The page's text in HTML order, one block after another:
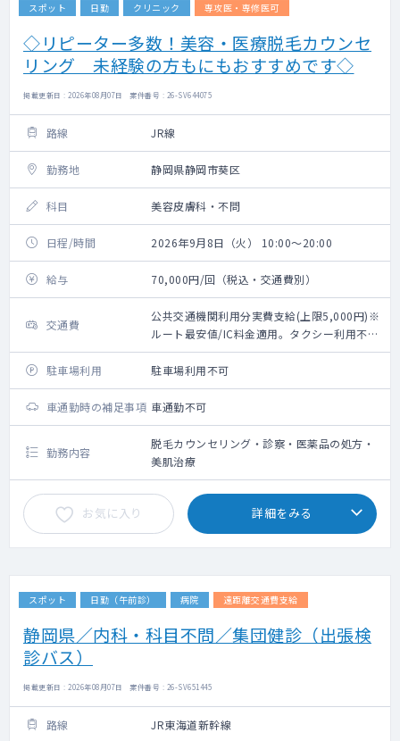
スポット 日勤 クリニック 専攻医・専修医可
◇リピーター多数！美容・医療脱毛カウンセ
リング 未経験の方もにもおすすめです◇
掲載更新日 : 2026年08月07日 案件番号 : 26-SV644075
路線 JR線
勤務地 静岡県静岡市葵区
科目 美容皮膚科・不問
日程/時間 2026年9月8日（火） 10:00～20:00
給与 70,000円/回（税込・交通費別）
交通費
公共交通機関利用分実費支給(上限5,000円)※
ルート最安値/IC料金適用。タクシー利用不
可。
駐車場利用
駐車場利用不可
車通勤時の補足事項 車通勤不可
勤務内容
脱毛カウンセリング・診察・医薬品の処方・
美肌治療
お気に入り 詳細をみる
スポット 日勤（午前診） 病院 遠距離交通費支給
静岡県／内科・科目不問／集団健診（出張検
診バス）
掲載更新日 : 2026年08月07日 案件番号 : 26-SV651445
路線 JR東海道新幹線